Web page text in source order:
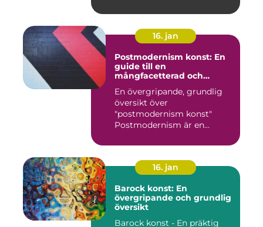
16. jan
Postmodernism konst: En
guide till en
mångfacetterad och
En övergripande, grundlig
översikt över
"postmodernism konst"
Postmodernism är en
16. jan
Barock konst: En
övergripande och grundlig
översikt
Barock konst - En präktig